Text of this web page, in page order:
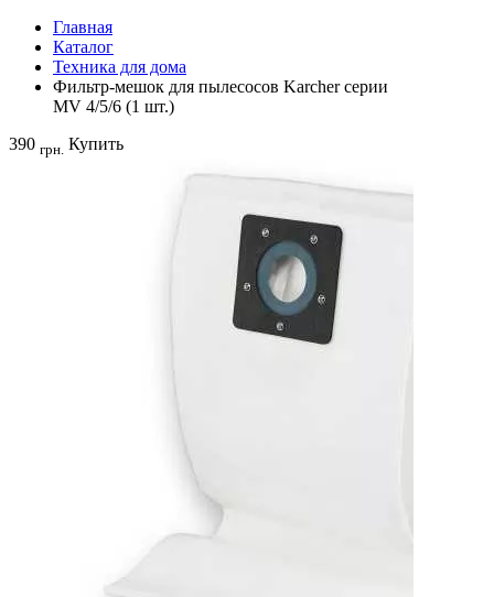
Главная
Каталог
Техника для дома
Фильтр-мешок для пылесосов Karcher серии
MV 4/5/6 (1 шт.)
390 грн. Купить